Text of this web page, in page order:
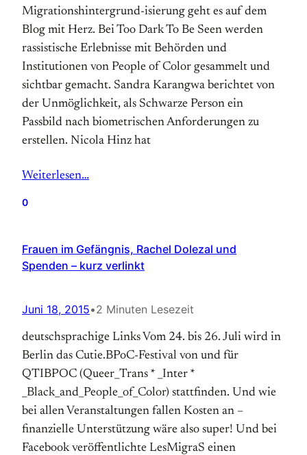
Migrationshintergrund-isierung geht es auf dem
Blog mit Herz. Bei Too Dark To Be Seen werden
rassistische Erlebnisse mit Behörden und
Institutionen von People of Color gesammelt und
sichtbar gemacht. Sandra Karangwa berichtet von
der Unmöglichkeit, als Schwarze Person ein
Passbild nach biometrischen Anforderungen zu
erstellen. Nicola Hinz hat
Weiterlesen…
0
Frauen im Gefängnis, Rachel Dolezal und
Spenden – kurz verlinkt
Juni 18, 2015•2 Minuten Lesezeit
deutschsprachige Links Vom 24. bis 26. Juli wird in
Berlin das Cutie.BPoC-Festival von und für
QTIBPOC (Queer_Trans * _Inter *
_Black_and_People_of_Color) stattfinden. Und wie
bei allen Veranstaltungen fallen Kosten an –
finanzielle Unterstützung wäre also super! Und bei
Facebook veröffentlichte LesMigraS einen